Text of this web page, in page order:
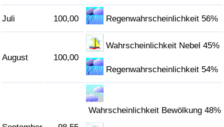
Juli 100,00 Regenwahrscheinlichkeit 56%
August 100,00
Wahrscheinlichkeit Nebel 45%
Regenwahrscheinlichkeit 54%
Wahrscheinlichkeit Bewölkung 48%